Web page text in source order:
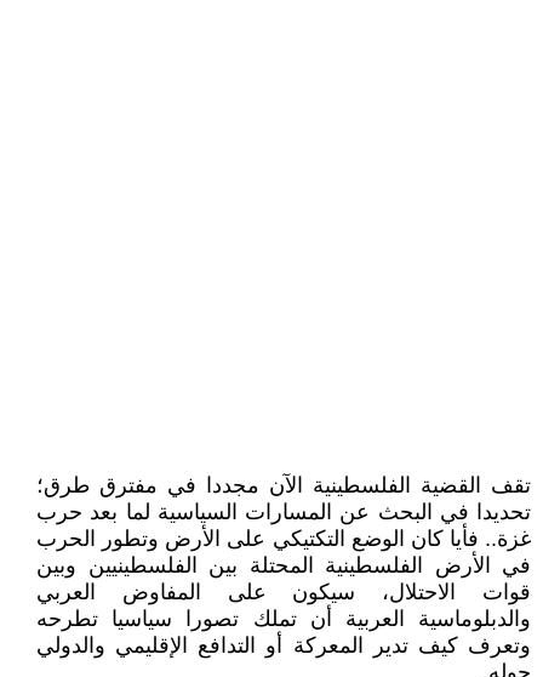
تقف القضية الفلسطينية الآن مجددا في مفترق طرق؛
تحديدا في البحث عن المسارات السياسية لما بعد حرب
غزة.. فأيا كان الوضع التكتيكي على الأرض وتطور الحرب
في الأرض الفلسطينية المحتلة بين الفلسطينيين وبين
قوات الاحتلال، سيكون على المفاوض العربي
والدبلوماسية العربية أن تملك تصورا سياسيا تطرحه
وتعرف كيف تدير المعركة أو التدافع الإقليمي والدولي